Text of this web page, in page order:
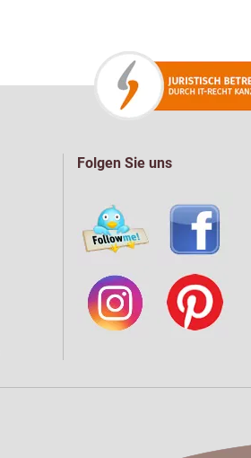
Folgen Sie uns